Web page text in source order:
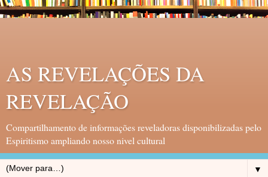
AS REVELAÇÕES DA
REVELAÇÃO
Compartilhamento de informações reveladoras disponibilizadas pelo
Espiritismo ampliando nosso nivel cultural
▼